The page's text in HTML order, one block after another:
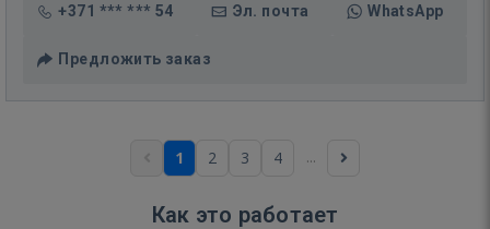
+371 *** *** 54 Эл. почта WhatsApp
Предложить заказ
1 2 3 4 ...
Как это работает